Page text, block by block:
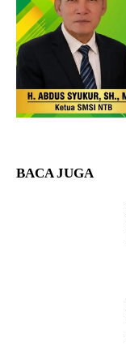
BACA JUGA